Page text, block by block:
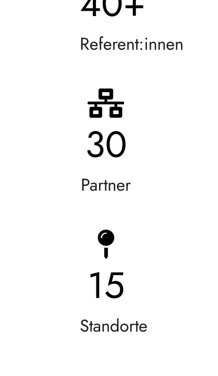
Referent:innen
30
Partner
15
Standorte